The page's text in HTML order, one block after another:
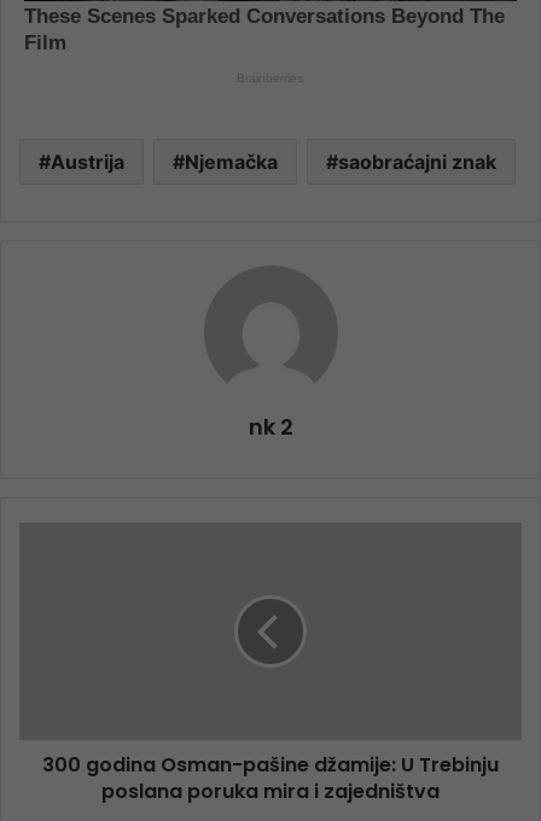
Austrija Njemačka saobraćajni znak
nk 2
300 godina Osman-pašine džamije: U Trebinju
poslana poruka mira i zajedništva